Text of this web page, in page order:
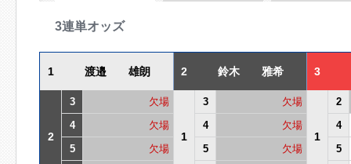
3連単オッズ
1 渡邉 雄朗 2 鈴木 雅希 3
2
3 欠場
1
3 欠場
1
2
4
欠場 4 欠場
4
5
欠場 5 欠場
5